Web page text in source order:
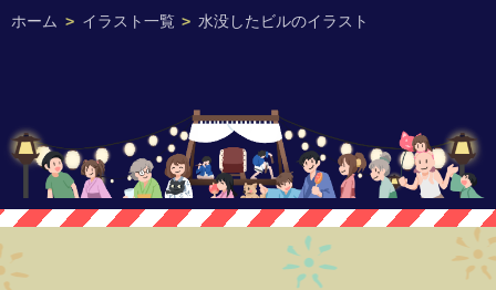
ホーム > イラスト一覧 > 水没したビルのイラスト